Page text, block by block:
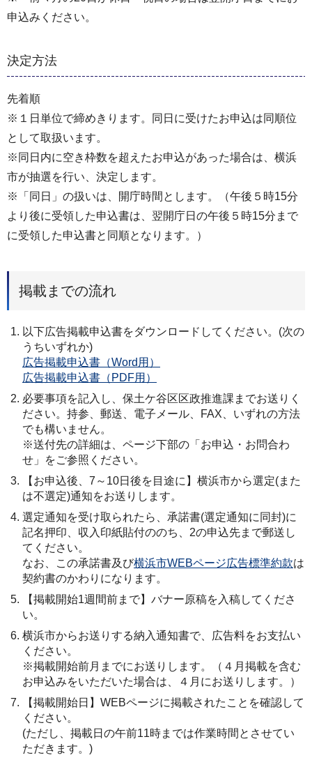
申込みください。
決定方法
先着順
※１日単位で締めきります。同日に受けたお申込は同順位
として取扱います。
※同日内に空き枠数を超えたお申込があった場合は、横浜
市が抽選を行い、決定します。
※「同日」の扱いは、開庁時間とします。（午後５時15分
より後に受領した申込書は、翌開庁日の午後５時15分まで
に受領した申込書と同順となります。）
掲載までの流れ
以下広告掲載申込書をダウンロードしてください。(次の
うちいずれか)
広告掲載申込書（Word用）
広告掲載申込書（PDF用）
必要事項を記入し、保土ケ谷区区政推進課までお送りく
ださい。持参、郵送、電子メール、FAX、いずれの方法
でも構いません。
※送付先の詳細は、ページ下部の「お申込・お問合わ
せ」をご参照ください。
【お申込後、7～10日後を目途に】横浜市から選定(また
は不選定)通知をお送りします。
選定通知を受け取られたら、承諾書(選定通知に同封)に
記名押印、収入印紙貼付ののち、2の申込先まで郵送し
てください。
なお、この承諾書及び横浜市WEBページ広告標準約款は
契約書のかわりになります。
【掲載開始1週間前まで】バナー原稿を入稿してくださ
い。
横浜市からお送りする納入通知書で、広告料をお支払い
ください。
※掲載開始前月までにお送りします。（４月掲載を含む
お申込みをいただいた場合は、４月にお送りします。）
【掲載開始日】WEBページに掲載されたことを確認して
ください。
(ただし、掲載日の午前11時までは作業時間とさせてい
ただきます。)